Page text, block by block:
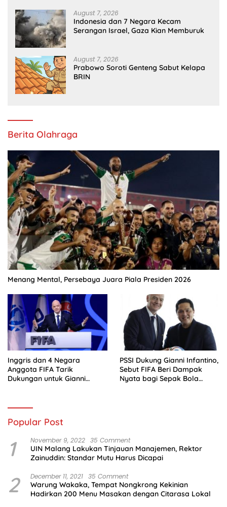
August 7, 2026
Indonesia dan 7 Negara Kecam
Serangan Israel, Gaza Kian Memburuk
August 7, 2026
Prabowo Soroti Genteng Sabut Kelapa
BRIN
Berita Olahraga
Menang Mental, Persebaya Juara Piala Presiden 2026
Inggris dan 4 Negara
Anggota FIFA Tarik
Dukungan untuk Gianni
PSSI Dukung Gianni Infantino,
Sebut FIFA Beri Dampak
Nyata bagi Sepak Bola
Popular Post
1 November 9, 2022 35 Comment
UIN Malang Lakukan Tinjauan Manajemen, Rektor
Zainuddin: Standar Mutu Harus Dicapai
2 December 11, 2021 35 Comment
Warung Wakaka, Tempat Nongkrong Kekinian
Hadirkan 200 Menu Masakan dengan Citarasa Lokal